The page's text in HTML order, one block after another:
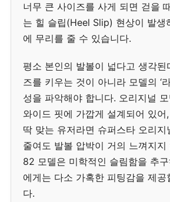
너무 큰 사이즈를 사게 되면 걷을
는 힐 슬립(Heel Slip) 현상이 발생
에 무리를 줄 수 있습니다.
평소 본인의 발볼이 넓다고 생각된
즈를 키우는 것이 아니라 모델의 ‘
성을 파악해야 합니다. 오리지널
와이드 핏에 가깝게 설계되어 있
딱 맞는 유저라면 슈퍼스타 오리
줄여도 발볼 압박이 거의 느껴지
82 모델은 미학적인 슬림함을 추
에게는 다소 가혹한 피팅감을 제공
다.